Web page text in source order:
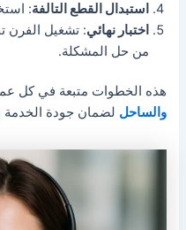
استبدال القطع التالفة:
اختبار نهائي: تشغيل الفرن
من حل المشكلة.
هذه الخطوات متبعة في كل
والساحل لضمان جودة الخدمة